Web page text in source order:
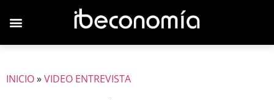
INICIO»VIDEO ENTREVISTA